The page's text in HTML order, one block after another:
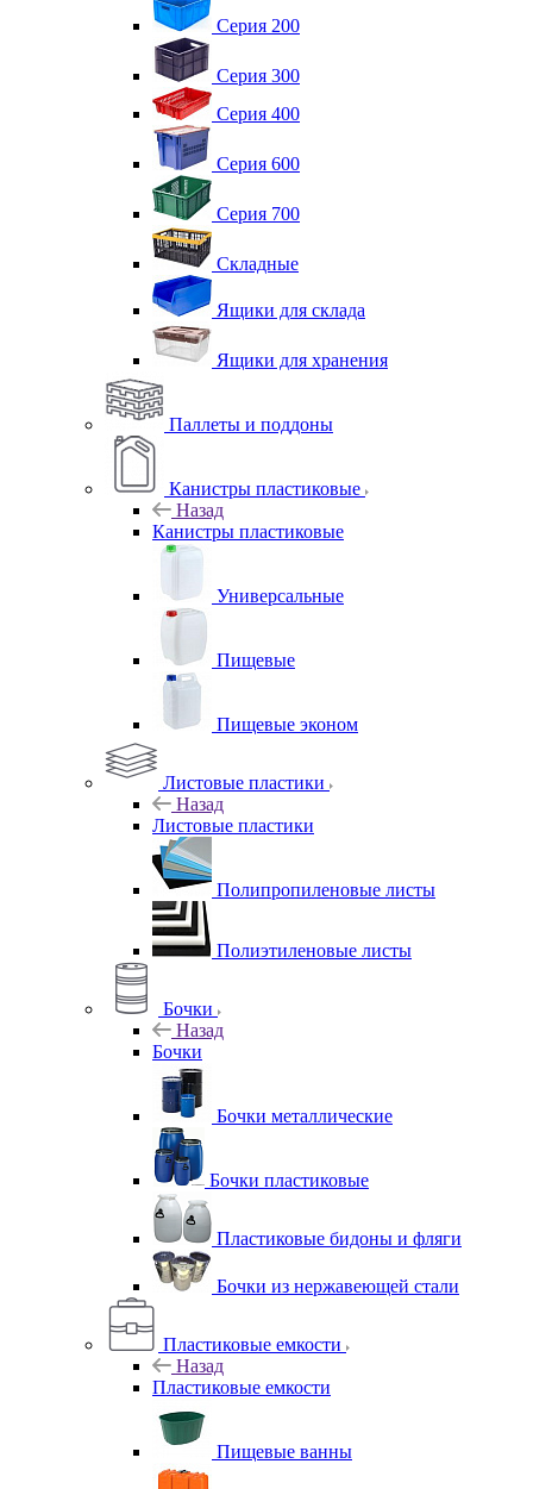
Серия 200
Серия 300
Серия 400
Серия 600
Серия 700
Складные
Ящики для склада
Ящики для хранения
Паллеты и поддоны
Канистры пластиковые
Назад
Канистры пластиковые
Универсальные
Пищевые
Пищевые эконом
Листовые пластики
Назад
Листовые пластики
Полипропиленовые листы
Полиэтиленовые листы
Бочки
Назад
Бочки
Бочки металлические
Бочки пластиковые
Пластиковые бидоны и фляги
Бочки из нержавеющей стали
Пластиковые емкости
Назад
Пластиковые емкости
Пищевые ванны